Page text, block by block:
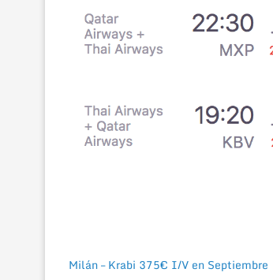
Milán – Krabi 375€ I/V en Septiembre